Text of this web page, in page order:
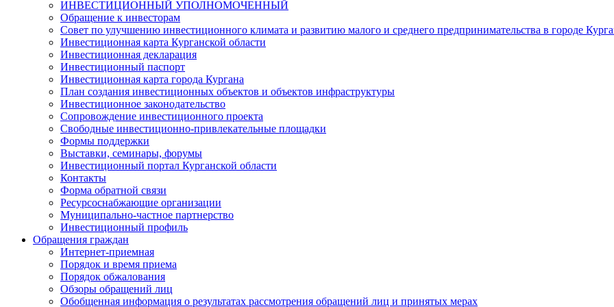
ИНВЕСТИЦИОННЫЙ УПОЛНОМОЧЕННЫЙ
Обращение к инвесторам
Совет по улучшению инвестиционного климата и развитию малого и среднего предпринимательства в городе
Инвестиционная карта Курганской области
Инвестиционная декларация
Инвестиционный паспорт
Инвестиционная карта города Кургана
План создания инвестиционных объектов и объектов инфраструктуры
Инвестиционное законодательство
Сопровождение инвестиционного проекта
Свободные инвестиционно-привлекательные площадки
Формы поддержки
Выставки, семинары, форумы
Инвестиционный портал Курганской области
Контакты
Форма обратной связи
Ресурсоснабжающие организации
Муниципально-частное партнерство
Инвестиционный профиль
Обращения граждан
Интернет-приемная
Порядок и время приема
Порядок обжалования
Обзоры обращений лиц
Обобщенная информация о результатах рассмотрения обращений лиц и принятых мерах